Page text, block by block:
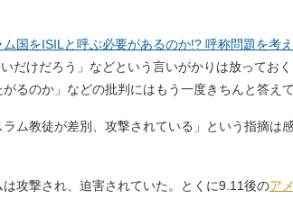
ム国をISILと呼ぶ必要があるのか!? 呼称問題を考え
だけだろう」などという言いがかりは放ってお
るのか」などの批判にはもう一度きちんと答え
ム教徒が差別、攻撃されている」という指摘は
攻撃され、迫害されていた。とくに9.11後のア